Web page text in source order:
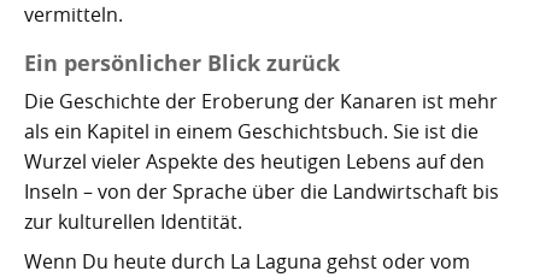
vermitteln.
Ein persönlicher Blick zurück
Die Geschichte der Eroberung der Kanaren ist mehr
als ein Kapitel in einem Geschichtsbuch. Sie ist die
Wurzel vieler Aspekte des heutigen Lebens auf den
Inseln – von der Sprache über die Landwirtschaft bis
zur kulturellen Identität.
Wenn Du heute durch La Laguna gehst oder vom